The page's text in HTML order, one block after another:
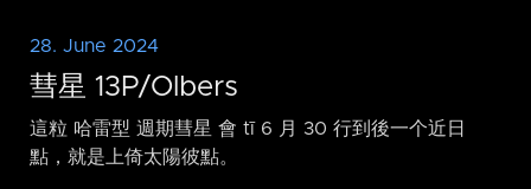
28. June 2024
彗星 13P/Olbers
這粒 哈雷型 週期彗星 會 tī 6 月 30 行到後一个近日
點，就是上倚太陽彼點。